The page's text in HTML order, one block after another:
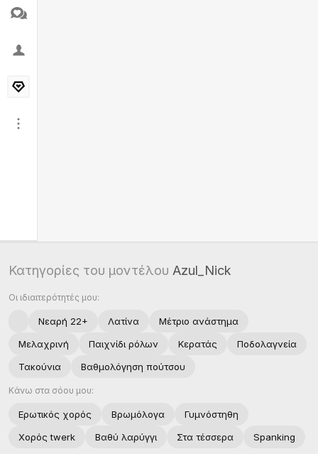
Κατηγορίες του μοντέλου Azul_Nick
Οι ιδιαιτερότητές μου:
Νεαρή 22+ Λατίνα
Μέτριο ανάστημα
Μελαχρινή
Παιχνίδι ρόλων Κερατάς
Ποδολαγνεία
Τακούνια
Βαθμολόγηση πούτσου
Κάνω στα σόου μου:
Ερωτικός χoρός Βρωμόλογα
Γυμνόστηθη
Χορός twerk
Βαθύ λαρύγγι Στα τέσσερα Spanking